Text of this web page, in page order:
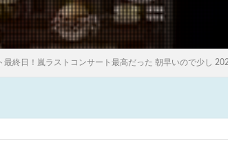
最終日！嵐ラストコンサート最高だった 朝早いので少し